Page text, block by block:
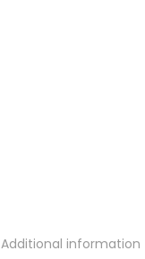
Additional information